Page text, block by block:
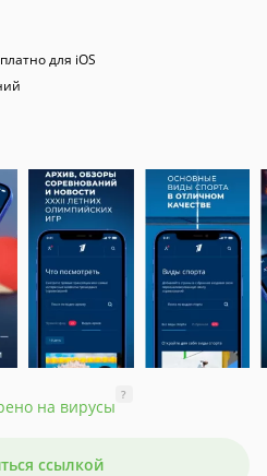
для iOS
на вирусы
?
ссылкой